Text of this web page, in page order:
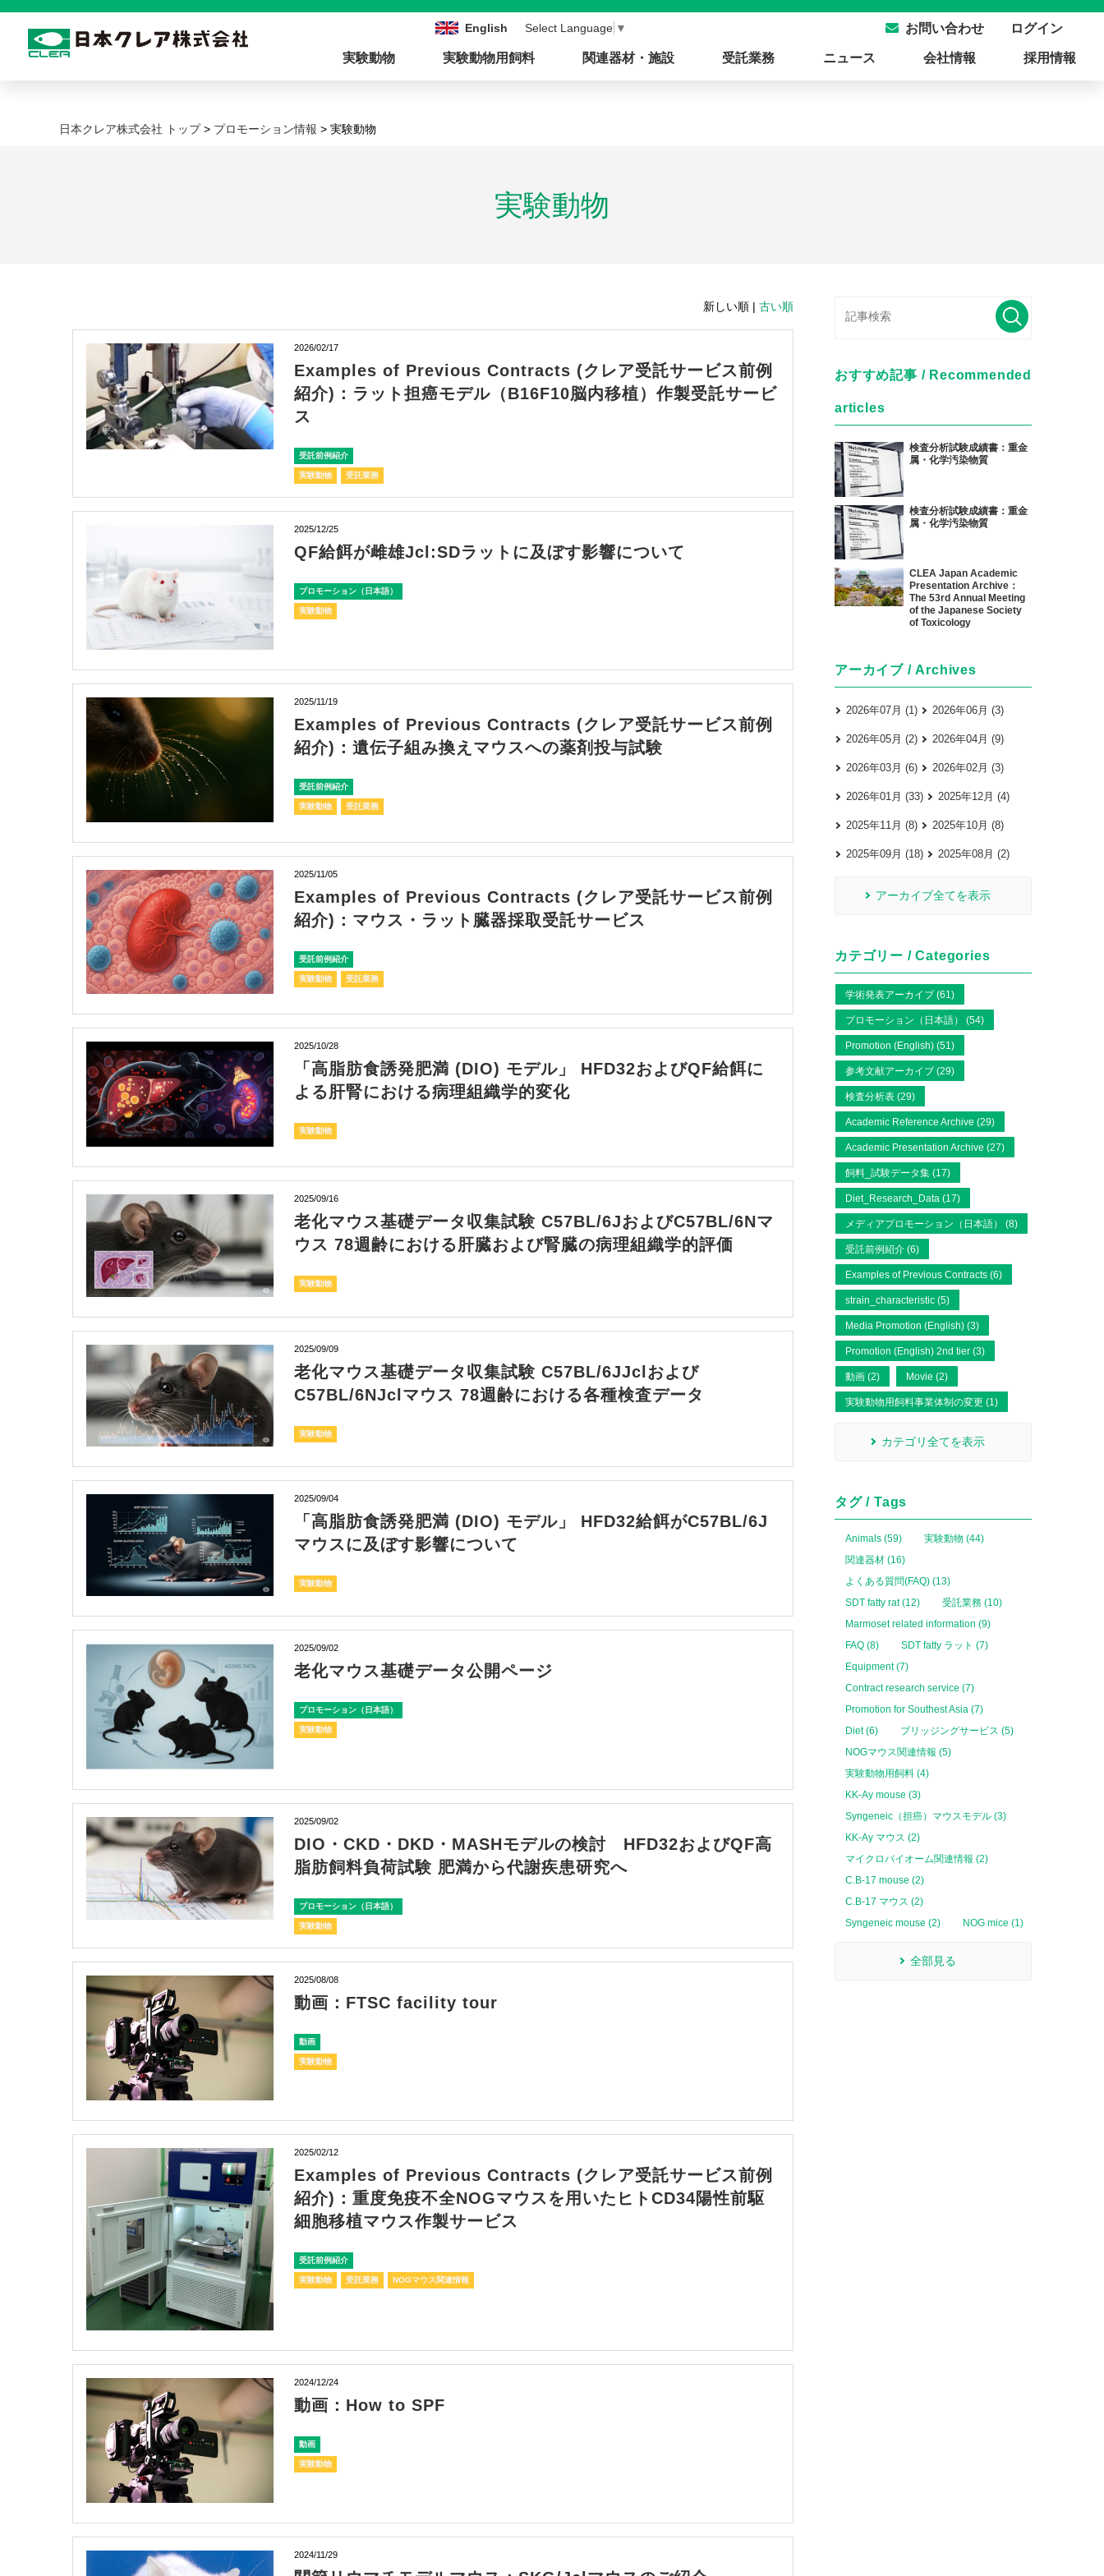
English Select Language ▼ お問い合わせ ログイン
実験動物 実験動物用飼料 関連器材・施設 受託業務 ニュース 会社情報 採用情報
日本クレア株式会社 トップ> プロモーション情報 > 実験動物
実験動物
新しい順 | 古い順
2026/02/17
Examples of Previous Contracts (クレア受託サービス前例
紹介)：ラット担癌モデル（B16F10脳内移植）作製受託サービ
ス
受託前例紹介
実験動物 受託業務
2025/12/25
QF給餌が雌雄Jcl:SDラットに及ぼす影響について
プロモーション（日本語）
実験動物
2025/11/19
Examples of Previous Contracts (クレア受託サービス前例
紹介)：遺伝子組み換えマウスへの薬剤投与試験
受託前例紹介
実験動物 受託業務
2025/11/05
Examples of Previous Contracts (クレア受託サービス前例
紹介)：マウス・ラット臓器採取受託サービス
受託前例紹介
実験動物 受託業務
2025/10/28
「高脂肪食誘発肥満 (DIO) モデル」 HFD32およびQF給餌に
よる肝腎における病理組織学的変化
実験動物
2025/09/16
老化マウス基礎データ収集試験 C57BL/6JおよびC57BL/6Nマ
ウス 78週齢における肝臓および腎臓の病理組織学的評価
実験動物
2025/09/09
老化マウス基礎データ収集試験 C57BL/6JJclおよび
C57BL/6NJclマウス 78週齢における各種検査データ
実験動物
2025/09/04
「高脂肪食誘発肥満 (DIO) モデル」 HFD32給餌がC57BL/6J
マウスに及ぼす影響について
実験動物
2025/09/02
老化マウス基礎データ公開ページ
プロモーション（日本語）
実験動物
2025/09/02
DIO・CKD・DKD・MASHモデルの検討 HFD32およびQF高
脂肪飼料負荷試験 肥満から代謝疾患研究へ
プロモーション（日本語）
実験動物
2025/08/08
動画：FTSC facility tour
動画
実験動物
2025/02/12
Examples of Previous Contracts (クレア受託サービス前例
紹介)：重度免疫不全NOGマウスを用いたヒトCD34陽性前駆
細胞移植マウス作製サービス
受託前例紹介
実験動物 受託業務 NOGマウス関連情報
2024/12/24
動画：How to SPF
動画
実験動物
2024/11/29
おすすめ記事 / Recommended
articles
検査分析試験成績書：重金
属・化学汚染物質
検査分析試験成績書：重金
属・化学汚染物質
CLEA Japan Academic
Presentation Archive：
The 53rd Annual Meeting
of the Japanese Society
of Toxicology
アーカイブ / Archives
2026年07月 (1) 2026年06月 (3)
2026年05月 (2) 2026年04月 (9)
2026年03月 (6) 2026年02月 (3)
2026年01月 (33) 2025年12月 (4)
2025年11月 (8) 2025年10月 (8)
2025年09月 (18) 2025年08月 (2)
アーカイブ全てを表示
カテゴリー / Categories
学術発表アーカイブ (61)
プロモーション（日本語） (54)
Promotion (English) (51)
参考文献アーカイブ (29)
検査分析表 (29)
Academic Reference Archive (29)
Academic Presentation Archive (27)
飼料_試験データ集 (17)
Diet_Research_Data (17)
メディアプロモーション（日本語） (8)
受託前例紹介 (6)
Examples of Previous Contracts (6)
strain_characteristic (5)
Media Promotion (English) (3)
Promotion (English) 2nd tier (3)
動画 (2) Movie (2)
実験動物用飼料事業体制の変更 (1)
カテゴリ全てを表示
タグ / Tags
Animals (59)
実験動物 (44)
関連器材 (16)
よくある質問(FAQ) (13)
SDT fatty rat (12)
受託業務 (10)
Marmoset related information (9)
FAQ (8)
SDT fatty ラット (7)
Equipment (7)
Contract research service (7)
Promotion for Southest Asia (7)
Diet (6)
ブリッジングサービス (5)
NOGマウス関連情報 (5)
実験動物用飼料 (4)
KK-Ay mouse (3)
Syngeneic（担癌）マウスモデル (3)
KK-Ay マウス (2)
マイクロバイオーム関連情報 (2)
C.B-17 mouse (2)
C.B-17 マウス (2)
Syngeneic mouse (2)
NOG mice (1)
全部見る